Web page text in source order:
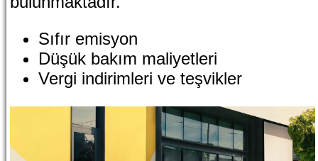
Sıfır emisyon
Düşük bakım maliyetleri
Vergi indirimleri ve teşvikler